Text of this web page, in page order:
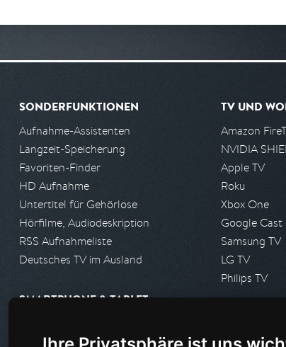
SONDERFUNKTIONEN
Aufnahme-Assistenten
Langzeit-Speicherung
Favoriten-Finder
HD Aufnahme
Untertitel für Gehörlose
Hörfilme, Audiodeskription
RSS Aufnahmeliste
Deutsches TV im Ausland
SMARTPHONE & TABLET
Android App
TV UND
Amazon
NVIDIA
Apple TV
Roku
Xbox One
Google Cast
Samsung TV
LG TV
Philips TV